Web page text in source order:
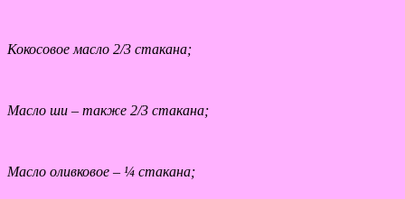
Кокосовое масло 2/3 стакана;
Масло ши – также 2/3 стакана;
Масло оливковое – ¼ стакана;